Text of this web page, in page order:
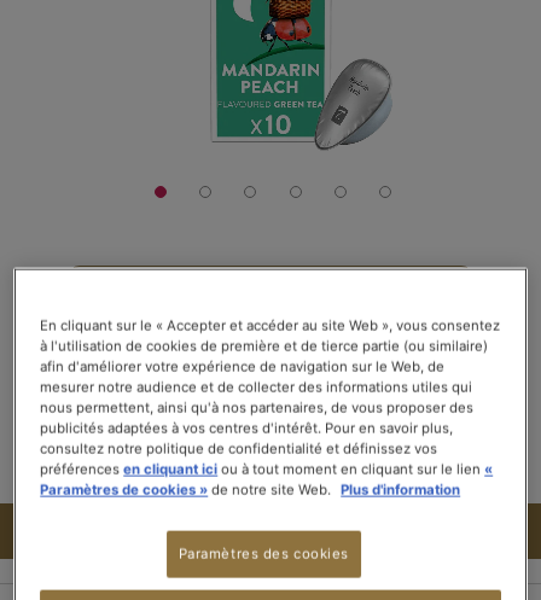
La boîte de 10 capsules
Rating:
82
% of100
Voir les avis (60)
En stock
AJOUTER AU PANIER
En cliquant sur le « Accepter et accéder au site Web », vous consentez
à l'utilisation de cookies de première et de tierce partie (ou similaire)
afin d'améliorer votre expérience de navigation sur le Web, de
mesurer notre audience et de collecter des informations utiles qui
nous permettent, ainsi qu'à nos partenaires, de vous proposer des
publicités adaptées à vos centres d'intérêt. Pour en savoir plus,
consultez notre politique de confidentialité et définissez vos
préférencesen cliquant ici ou à tout moment en cliquant sur le lien«
Paramètres de cookies » de notre site Web. Plus d'information
Paramètres des cookies